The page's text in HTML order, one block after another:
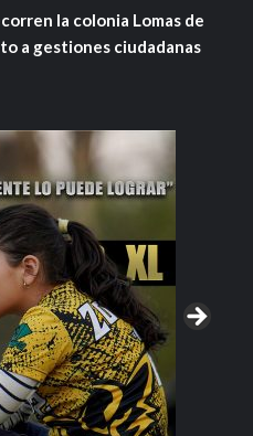
la colonia Lomas de
a gestiones ciudadanas